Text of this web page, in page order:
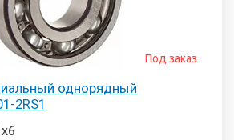
однорядный
2RS1
Под заказ